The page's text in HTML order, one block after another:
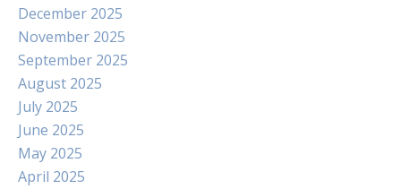
December 2025
November 2025
September 2025
August 2025
July 2025
June 2025
May 2025
April 2025